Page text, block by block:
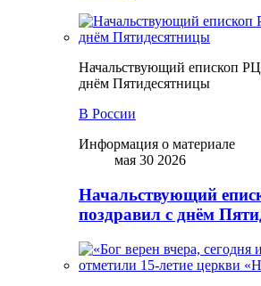
Начальствующий епископ
днём Пятидесятницы
В России
Информация о материале
мая 30 2026
Начальствующий
поздравил с днём